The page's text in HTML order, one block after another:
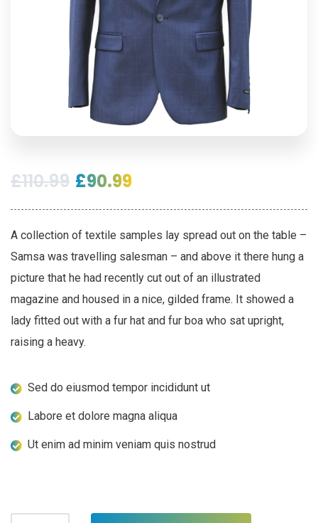
£110.99 £90.99
A collection of textile samples lay spread out on the table –
Samsa was travelling salesman – and above it there hung a
picture that he had recently cut out of an illustrated
magazine and housed in a nice, gilded frame. It showed a
lady fitted out with a fur hat and fur boa who sat upright,
raising a heavy.
Sed do eiusmod tempor incididunt ut
Labore et dolore magna aliqua
Ut enim ad minim veniam quis nostrud